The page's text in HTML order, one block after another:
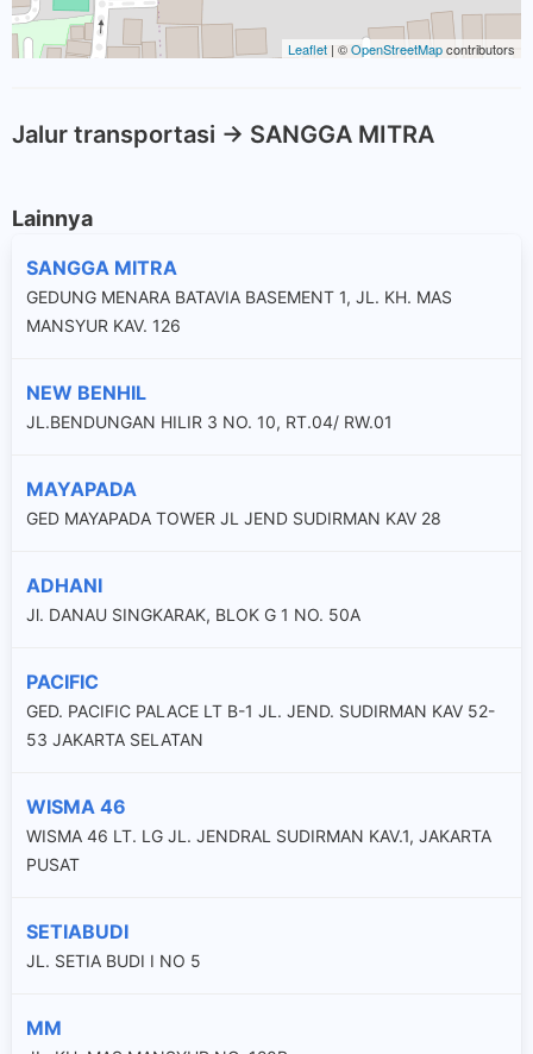
Leaflet | ©OpenStreetMapcontributors
Jalur transportasi -> SANGGA MITRA
Lainnya
SANGGA MITRA
GEDUNG MENARA BATAVIA BASEMENT 1, JL. KH. MAS
MANSYUR KAV. 126
NEW BENHIL
JL.BENDUNGAN HILIR 3 NO. 10, RT.04/ RW.01
MAYAPADA
GED MAYAPADA TOWER JL JEND SUDIRMAN KAV 28
ADHANI
Jl. DANAU SINGKARAK, BLOK G 1 NO. 50A
PACIFIC
GED. PACIFIC PALACE LT B-1 JL. JEND. SUDIRMAN KAV 52-
53 JAKARTA SELATAN
WISMA 46
WISMA 46 LT. LG JL. JENDRAL SUDIRMAN KAV.1, JAKARTA
PUSAT
SETIABUDI
JL. SETIA BUDI I NO 5
MM